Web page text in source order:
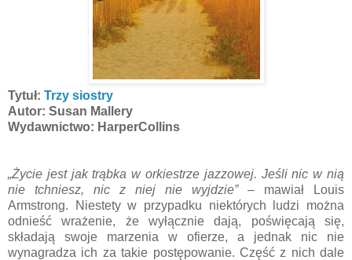
Tytuł: Trzy siostry
Autor: Susan Mallery
Wydawnictwo: HarperCollins
„Życie jest jak trąbka w orkiestrze jazzowej. Jeśli nic w nią
nie tchniesz, nic z niej nie wyjdzie” – mawiał Louis
Armstrong. Niestety w przypadku niektórych ludzi można
odnieść wrażenie, że wyłącznie dają, poświęcają się,
składają swoje marzenia w ofierze, a jednak nic nie
wynagradza ich za takie postępowanie. Część z nich dale